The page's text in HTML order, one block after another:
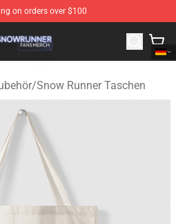
on orders over $100
Official Snow Runner Merchandise
/Snow Runner Taschen